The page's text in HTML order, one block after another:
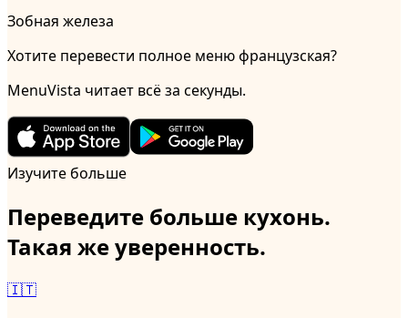
Зобная железа
Хотите перевести полное меню французская?
MenuVista читает всё за секунды.
Изучите больше
Переведите больше кухонь.
Такая же уверенность.
🇮🇹